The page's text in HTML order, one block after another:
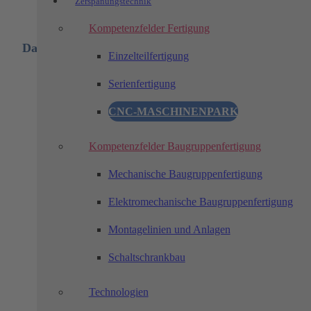
Kompetenzfelder Fertigung
Einzelteilfertigung
Serienfertigung
CNC-MASCHINENPARK
Kompetenzfelder Baugruppenfertigung
Mechanische Baugruppenfertigung
Elektromechanische Baugruppenfertigung
Montagelinien und Anlagen
Schaltschrankbau
Technologien
Das ist uns wichtig:
im Bereich Automatisierungstechnik, Elektrotechnik,
Mechatronik, Informatik oder Softwareentwicklung
Erfahrung in der SPS-Programmierung von Vorteil (z. B.
Gute Kenntnisse in Python
MQTT, REST APIs oder ähnliche Technologien von Vorteil
und moderner Industrieautomation
Automatisierung wünschenswert
Kenntnisse im Bereich Robotik, Bildverarbeitung oder
Datenanalyse sind ein Plus
Arbeitsweise